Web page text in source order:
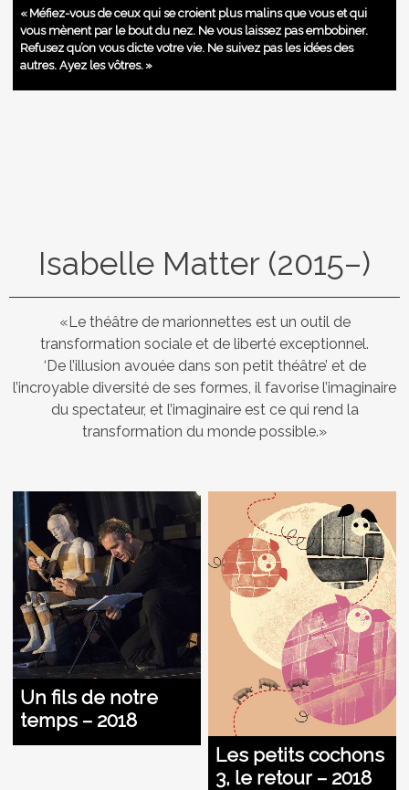
« Méfiez-vous de ceux qui se croient plus malins que vous et qui
vous mènent par le bout du nez. Ne vous laissez pas embobiner.
Refusez qu’on vous dicte votre vie. Ne suivez pas les idées des
autres. Ayez les vôtres. »
Isabelle Matter (2015–)
«Le théâtre de marionnettes est un outil de
transformation sociale et de liberté exceptionnel.
‘De l’illusion avouée dans son petit théâtre’ et de
l’incroyable diversité de ses formes, il favorise l’imaginaire
du spectateur, et l’imaginaire est ce qui rend la
transformation du monde possible.»
Un fils de notre
temps – 2018
Les petits cochons
3, le retour – 2018